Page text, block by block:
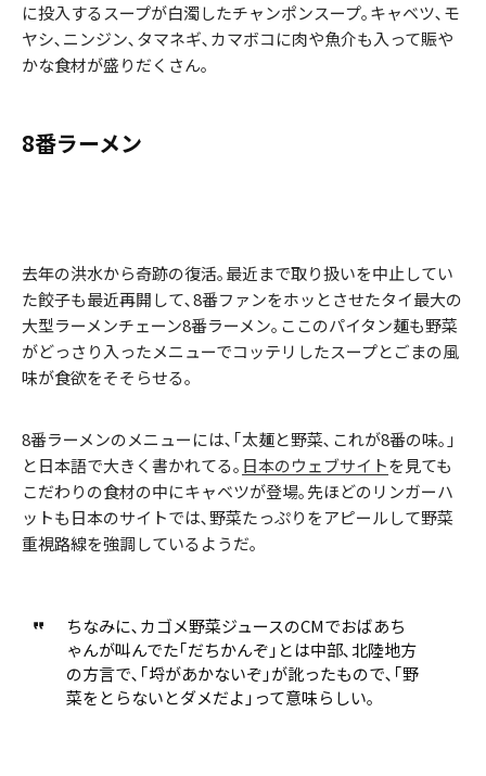
に投入するスープが白濁したチャンポンスープ｡キャベツ､モ
ヤシ､ニンジン､タマネギ､カマボコに肉や魚介も入って賑や
かな食材が盛りだくさん｡
8番ラーメン
去年の洪水から奇跡の復活｡最近まで取り扱いを中止してい
た餃子も最近再開して､8番ファンをホッとさせたタイ最大の
大型ラーメンチェーン8番ラーメン｡ここのパイタン麺も野菜
がどっさり入ったメニューでコッテリしたスープとごまの風
味が食欲をそそらせる｡
8番ラーメンのメニューには､｢太麺と野菜､これが8番の味｡｣
と日本語で大きく書かれてる｡ 日本のウェブサイトを見ても
こだわりの食材の中にキャベツが登場｡先ほどのリンガーハ
ットも日本のサイトでは､野菜たっぷりをアピールして野菜
重視路線を強調しているようだ｡
ちなみに､カゴメ野菜ジュースのCMでおばあち
ゃんが叫んでた｢だちかんぞ｣とは中部､北陸地方
の方言で､｢埒があかないぞ｣が訛ったもので､｢野
菜をとらないとダメだよ｣って意味らしい｡